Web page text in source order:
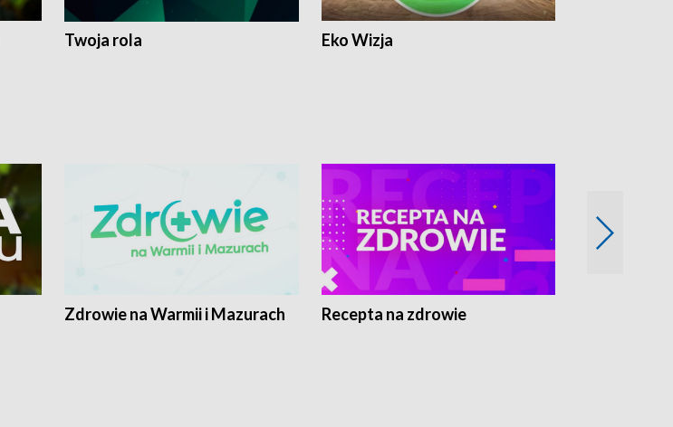
Twoja rola Eko Wizja
Zdrowie na Warmii i Mazurach Recepta na zdrowie